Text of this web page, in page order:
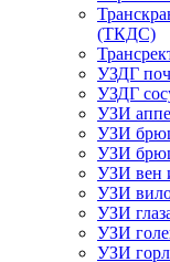
(ТКДС)
УЗДГ
УЗДГ
УЗИ
УЗИ
УЗИ
УЗИ вен
УЗИ
УЗИ
УЗИ
УЗИ